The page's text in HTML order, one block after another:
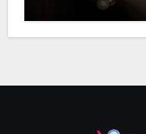
Dipahami